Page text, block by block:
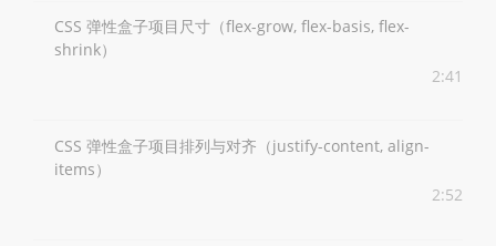
CSS 弹性盒子项目尺寸（flex-grow, flex-basis, flex-
shrink）
2:41
CSS 弹性盒子项目排列与对齐（justify-content, align-
items）
2:52